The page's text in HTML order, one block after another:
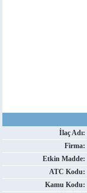
İlaç Adı:
Firma:
Etkin Madde:
ATC Kodu:
Kamu Kodu: